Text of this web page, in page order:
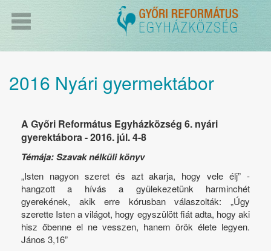
2016 Nyári gyermektábor
A Győri Református Egyházközség 6. nyári
gyerektábora - 2016. júl. 4-8
Témája: Szavak nélküli könyv
„Isten nagyon szeret és azt akarja, hogy vele élj” -
hangzott a hívás a gyülekezetünk harminchét
gyerekének, akik erre kórusban válaszolták: „Úgy
szerette Isten a világot, hogy egyszülött fiát adta, hogy aki
hisz őbenne el ne vesszen, hanem örök élete legyen.
János 3,16”